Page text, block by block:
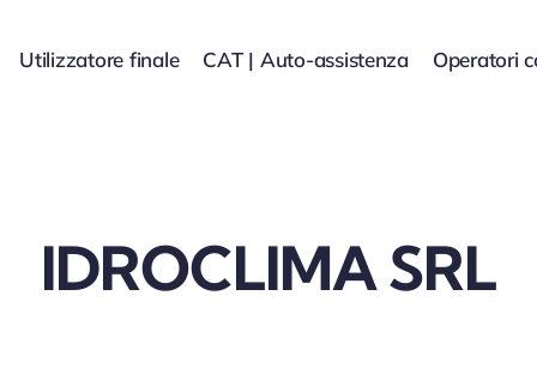
Utilizzatore finale CAT | Auto-assistenza Operatori
IDROCLIMA SRL